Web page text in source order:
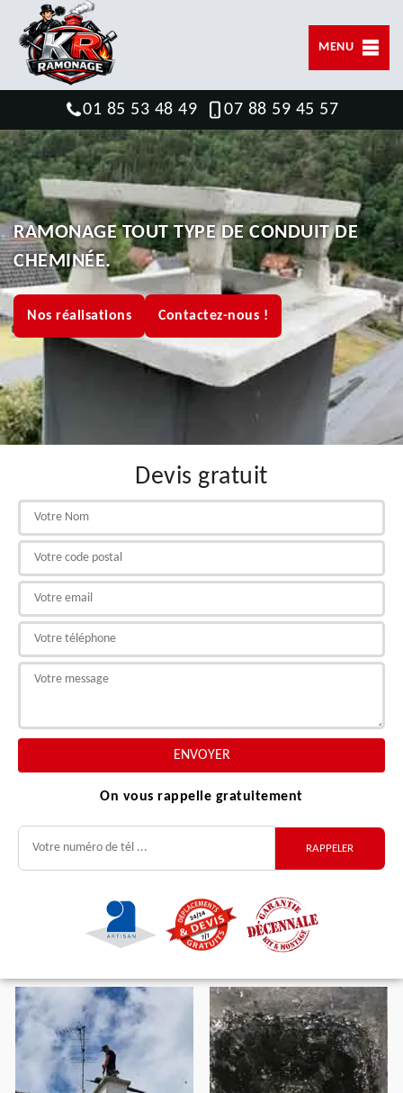
MENU
01 85 53 48 49 07 88 59 45 57
RAMONAGE TOUT TYPE DE CONDUIT DE
CHEMINÉE.
Nos réalisations Contactez-nous !
Devis gratuit
On vous rappelle gratuitement